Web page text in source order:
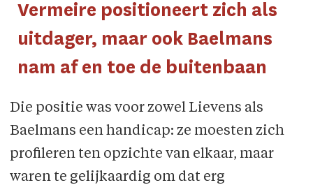
Vermeire positioneert zich als
uitdager, maar ook Baelmans
nam af en toe de buitenbaan
Die positie was voor zowel Lievens als
Baelmans een handicap: ze moesten zich
profileren ten opzichte van elkaar, maar
waren te gelijkaardig om dat erg